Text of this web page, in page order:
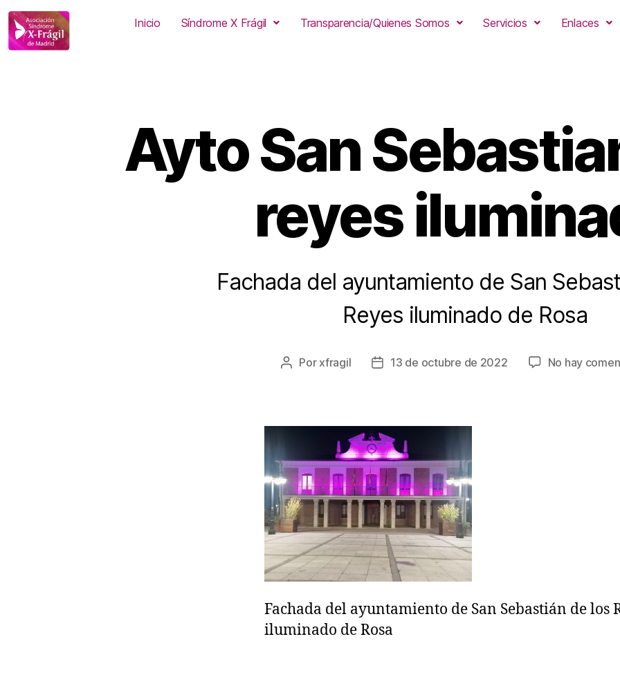
Inicio Síndrome X Frágil Transparencia/Quienes Somos Servicios Enlaces
Ayto San
reyes
Fachada del ayuntamiento de San
Reyes iluminado de Rosa
Por xfragil 13 de octubre de 2022 No hay
Fachada del ayuntamiento de San Sebastián de los
iluminado de Rosa